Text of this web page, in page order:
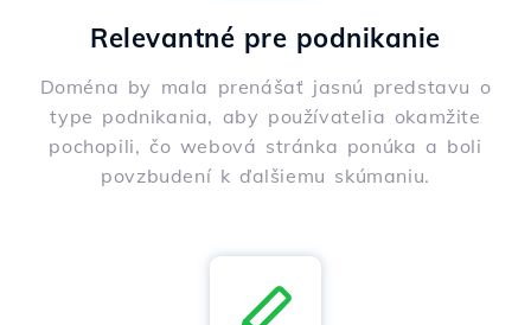
Relevantné pre podnikanie
Doména by mala prenášať jasnú predstavu o
type podnikania, aby používatelia okamžite
pochopili, čo webová stránka ponúka a boli
povzbudení k ďalšiemu skúmaniu.